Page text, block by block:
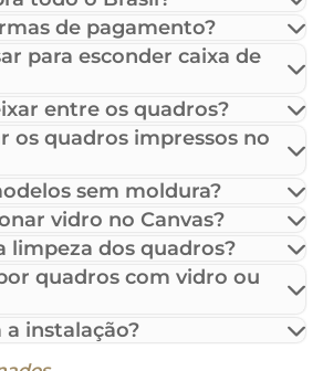
de pagamento?
para esconder caixa de
entre os quadros?
os quadros impressos no
sem moldura?
vidro no Canvas?
limpeza dos quadros?
quadros com vidro ou
instalação?